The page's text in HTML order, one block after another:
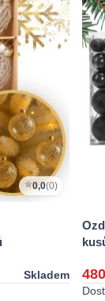
0,0(0)
Skladem